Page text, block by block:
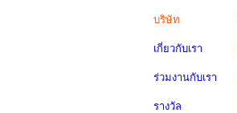
บริษัท
เกี่ยวกับเรา
ร่วมงานกับเรา
รางวัล